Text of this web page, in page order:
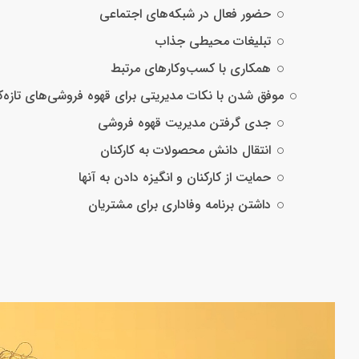
حضور فعال در شبکه‌های اجتماعی
تبلیغات محیطی جذاب
همکاری با کسب‌وکارهای مرتبط
موفق شدن با نکات مدیریتی برای قهوه فروشی‌های
جدی گرفتن مدیریت قهوه فروشی
انتقال دانش محصولات به کارکنان
حمایت از کارکنان و انگیزه دادن به آنها
داشتن برنامه وفاداری برای مشتریان